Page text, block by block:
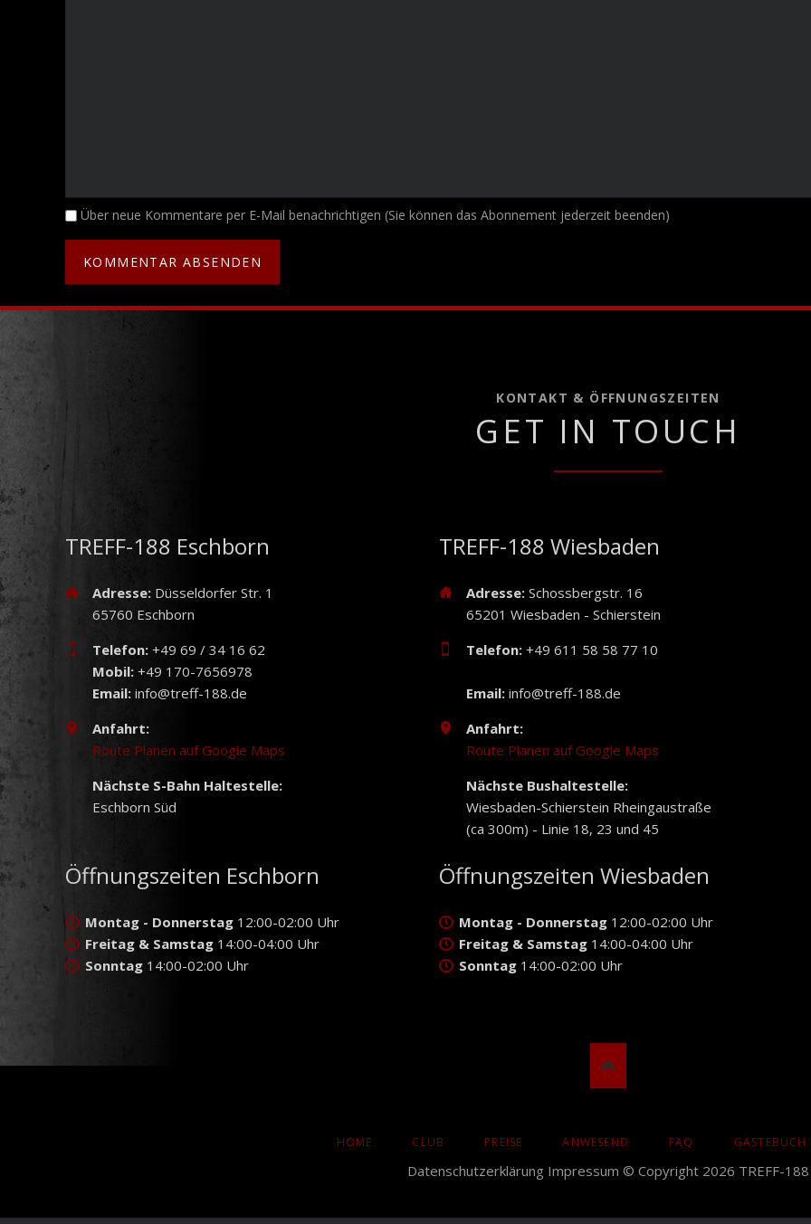
Kommentar
Über neue Kommentare per E-Mail benachrichtigen (Sie können das Abonnement jederzeit beenden)
KONTAKT & ÖFFNUNGSZEITEN
GET IN TOUCH
TREFF-188 Eschborn
Adresse: Düsseldorfer Str. 1
65760 Eschborn
Telefon: +49 69 / 34 16 62
Mobil: +49 170-7656978
Email: info@treff-188.de
Anfahrt:
Route Planen auf Google Maps
Nächste S-Bahn Haltestelle:
Eschborn Süd
Öffnungszeiten Eschborn
Montag - Donnerstag 12:00-02:00 Uhr
Freitag & Samstag 14:00-04:00 Uhr
Sonntag 14:00-02:00 Uhr
TREFF-188 Wiesbaden
Adresse: Schossbergstr. 16
65201 Wiesbaden - Schierstein
Telefon:+49 611 58 58 77 10
Email: info@treff-188.de
Anfahrt:
Route Planen auf Google Maps
Nächste Bushaltestelle:
Wiesbaden-Schierstein Rheingaustraße
(ca 300m) - Linie 18, 23 und 45
Öffnungszeiten Wiesbaden
Montag - Donnerstag 12:00-02:00 Uhr
Freitag & Samstag 14:00-04:00 Uhr
Sonntag 14:00-02:00 Uhr
ÜBERSPRINGEN
HOME CLUB PREISE ANWESEND FAQ GÄSTEBUCH
Datenschutzerklärung Impressum © Copyright 2026 TREFF-188